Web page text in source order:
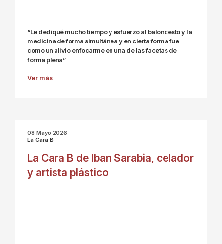
“Le dediqué mucho tiempo y esfuerzo al baloncesto y la
medicina de forma simultánea y en cierta forma fue
como un alivio enfocarme en una de las facetas de
forma plena”
Ver más
08 Mayo 2026
La Cara B
La Cara B de Iban Sarabia, celador
y artista plástico